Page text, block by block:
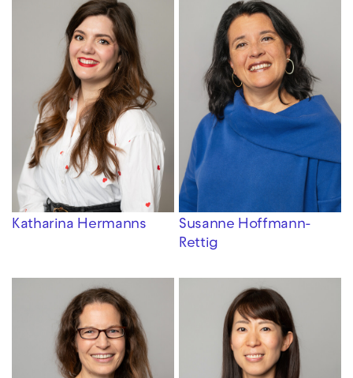
Katharina Hermanns
Susanne Hoffmann-
Rettig